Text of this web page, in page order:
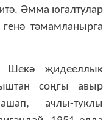
Әмма югалтулар
тәмамланырга
Шекә җидееллык
соңгы авыр
ачлы-туклы